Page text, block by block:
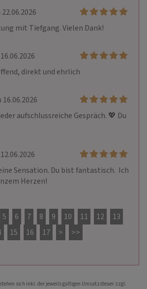
mit Tiefgang. Vielen Dank!
direkt und ehrlich
aufschlussreiche Gespräch. 💖 Du
Sensation. Du bist fantastisch.  Ich
Herzen!
5 6 7 8 9 10 11 12
13
15 16 17 > >>
sich inkl. der jeweils gültigen Umsatzsteuer zzgl.